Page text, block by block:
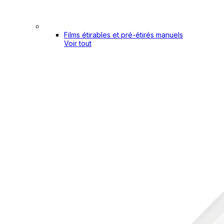
Films étirables et pré-étirés manuels
Voir tout